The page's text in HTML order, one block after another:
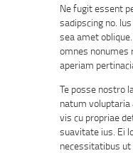
Ne fugit essent
sadipscing no.
sea amet
omnes
aperiam
Te posse nostro
natum voluptaria
vis cu propriae
suavitate ius. Ei
necessitatibus ut